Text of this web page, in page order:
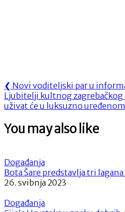
Navigacija
objava
❮ Previous
Post:
Novi voditeljski par u
Next
Post:
Ljubitelji kultnog zagrebačkog
uživat će u luksuzno
You may also like
Događanja
Bota Šare predstavlja tri lagana
26. svibnja 2023
Događanja